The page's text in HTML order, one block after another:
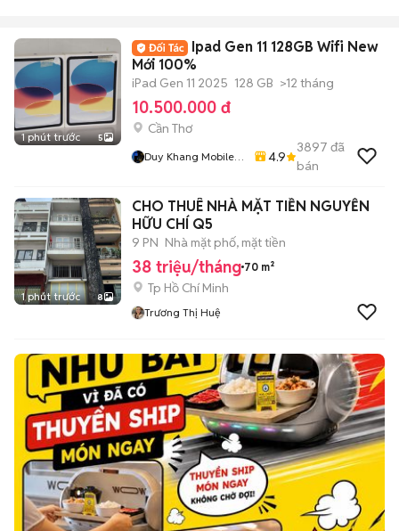
1 phút trước 5
Ipad Gen 11 128GB Wifi New
Mới 100%
iPad Gen 11 2025 128 GB >12 tháng
10.500.000 đ
Cần Thơ
Duy Khang Mobile
4.9
3897 đã
bán
1 phút trước 8
CHO THUÊ NHÀ MẶT TIỀN NGUYỄN
HỮU CHÍ Q5
9 PN Nhà mặt phố, mặt tiền
38 triệu/tháng 70 m²
Tp Hồ Chí Minh
Trương Thị Huệ